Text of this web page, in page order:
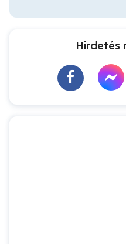
Hirdetés